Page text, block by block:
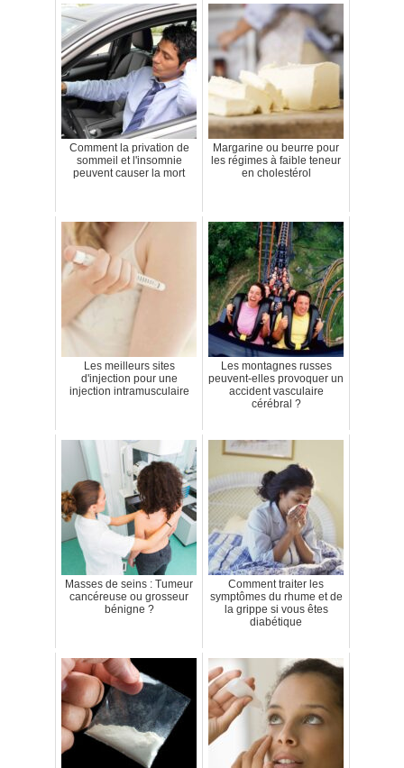
Comment la privation de
sommeil et l'insomnie
peuvent causer la mort
Margarine ou beurre pour
les régimes à faible teneur
en cholestérol
Les meilleurs sites
d'injection pour une
injection intramusculaire
Les montagnes russes
peuvent-elles provoquer un
accident vasculaire
cérébral ?
Masses de seins : Tumeur
cancéreuse ou grosseur
bénigne ?
Comment traiter les
symptômes du rhume et de
la grippe si vous êtes
diabétique